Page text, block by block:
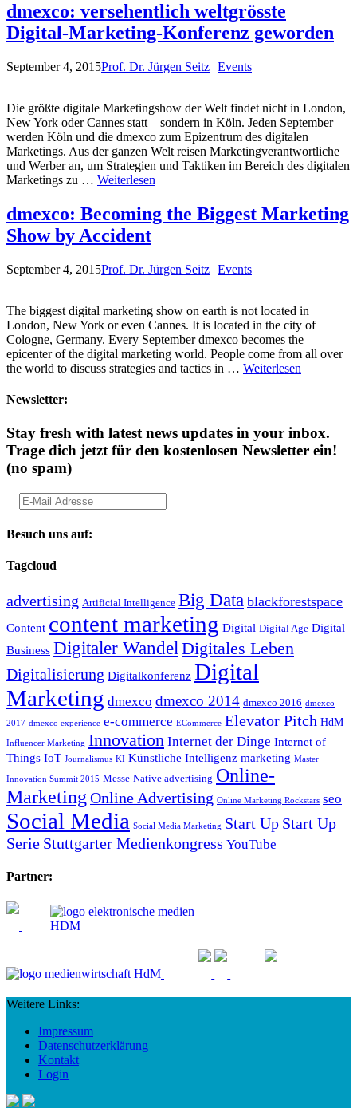
dmexco: versehentlich weltgrösste
Digital-Marketing-Konferenz geworden
September 4, 2015Prof. Dr. Jürgen Seitz Events
Die größte digitale Marketingshow der Welt findet nicht in London,
New York oder Cannes statt – sondern in Köln. Jeden September
werden Köln und die dmexco zum Epizentrum des digitalen
Marketings. Aus der ganzen Welt reisen Marketingverantwortliche
und Werber an, um Strategien und Taktiken im Bereich des digitalen
Marketings zu … Weiterlesen
dmexco: Becoming the Biggest Marketing
Show by Accident
September 4, 2015Prof. Dr. Jürgen Seitz Events
The biggest digital marketing show on earth is not located in
London, New York or even Cannes. It is located in the city of
Cologne, Germany. Every September dmexco becomes the
epicenter of the digital marketing world. People come from all over
the world to discuss strategies and tactics in … Weiterlesen
Newsletter:
Stay fresh with latest news updates in your inbox.
Trage dich jetzt für den kostenlosen Newsletter ein!
(no spam)
Besuch uns auf:
Tagcloud
advertising Artificial Intelligence Big Data blackforestspace
Content content marketing Digital Digital Age Digital
Business Digitaler WandelDigitales Leben
Digitalisierung Digitalkonferenz Digital
Marketing dmexco dmexco 2014 dmexco 2016 dmexco
2017 dmexco experience e-commerce ECommerce Elevator Pitch HdM
Influencer Marketing Innovation Internet der Dinge Internet of
Things IoT Journalismus KI Künstliche Intelligenz marketing Master
Innovation Summit 2015 Messe Native advertising Online-
MarketingOnline Advertising Online Marketing Rockstars seo
Social Media Social Media Marketing Start Up Start Up
Serie Stuttgarter Medienkongress YouTube
Partner:
Weitere Links:
Impressum
Datenschutzerklärung
Kontakt
Login